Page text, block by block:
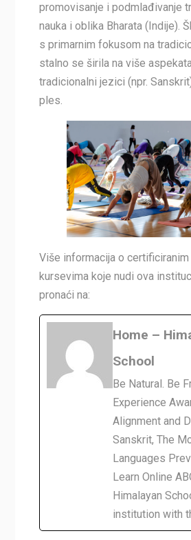
promovisanje i podmlađivanje
nauka i oblika Bharata (Indije).
s primarnim fokusom na
stalno se širila na više
tradicionalni jezici (npr.
ples.
Više informacija o certificiranim
kursevima koje nudi ova
pronaći na:
Home –
School
Be Natural. Be
Experience
Alignment and
Sanskrit, The
Languages
Learn Online
Himalayan
institution with